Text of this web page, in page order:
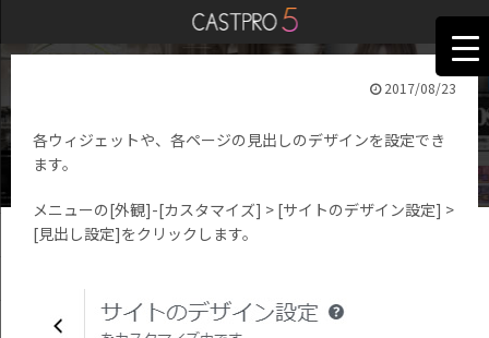
2017/08/23
各ウィジェットや、各ページの見出しのデザインを設定でき
ます。
メニューの[外観]-[カスタマイズ] > [サイトのデザイン設定] >
[見出し設定]をクリックします。